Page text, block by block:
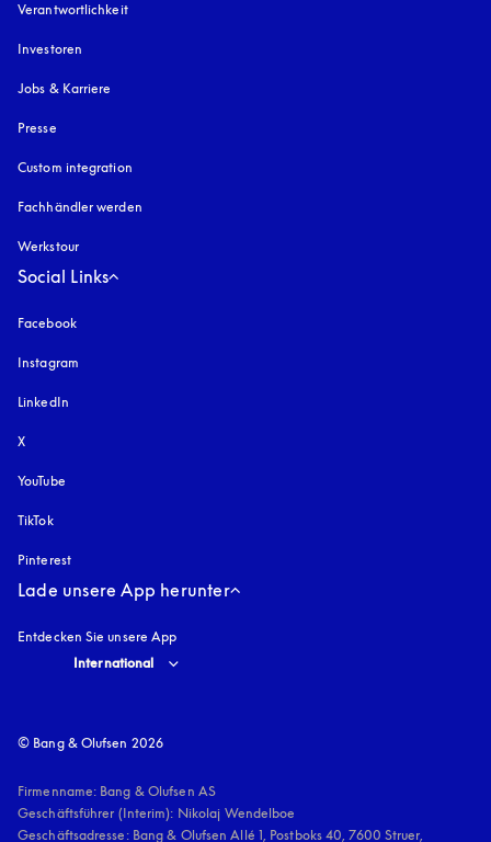
Verantwortlichkeit
Investoren
Jobs & Karriere
Presse
Custom integration
Fachhändler werden
Werkstour
Social Links
Facebook
Instagram
LinkedIn
X
YouTube
TikTok
Pinterest
Lade unsere App herunter
Entdecken Sie unsere App
Select country and language
International
© Bang & Olufsen 2026
Firmenname: Bang & Olufsen AS
Geschäftsführer (Interim): Nikolaj Wendelboe
Geschäftsadresse: Bang & Olufsen Allé 1, Postboks 40, 7600 Struer,